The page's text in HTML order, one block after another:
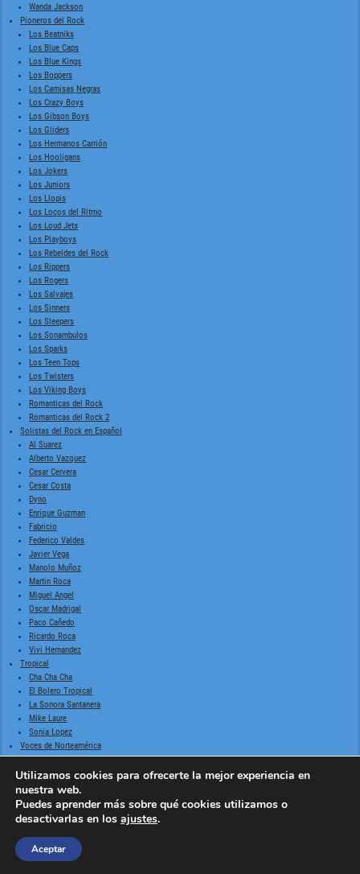
Wanda Jackson
Pioneros del Rock
Los Beatniks
Los Blue Caps
Los Blue Kings
Los Boppers
Los Camisas Negras
Los Crazy Boys
Los Gibson Boys
Los Gliders
Los Hermanos Carrión
Los Hooligans
Los Jokers
Los Juniors
Los Llopis
Los Locos del Ritmo
Los Loud Jets
Los Playboys
Los Rebeldes del Rock
Los Rippers
Los Rogers
Los Salvajes
Los Sinners
Los Sleepers
Los Sonambulos
Los Sparks
Los Teen Tops
Los Twisters
Los Viking Boys
Romanticas del Rock
Romanticas del Rock 2
Solistas del Rock en Español
Al Suarez
Alberto Vazquez
Cesar Cervera
Cesar Costa
Dyno
Enrique Guzman
Fabricio
Federico Valdes
Javier Vega
Manolo Muñoz
Martin Roca
Miguel Angel
Oscar Madrigal
Paco Cañedo
Ricardo Roca
Vivi Hernandez
Tropical
Cha Cha Cha
El Bolero Tropical
La Sonora Santanera
Mike Laure
Sonia Lopez
Voces de Norteamérica
Billie Holiday
Doris Day
Frank Sinatra
Johnny Mathis
Nat King Cole
©2026 -TAL COMO LO VIVIMOS
Utilizamos cookies para ofrecerte la mejor experiencia en
nuestra web.
Puedes aprender más sobre qué cookies utilizamos o
desactivarlas en los ajustes.
Aceptar